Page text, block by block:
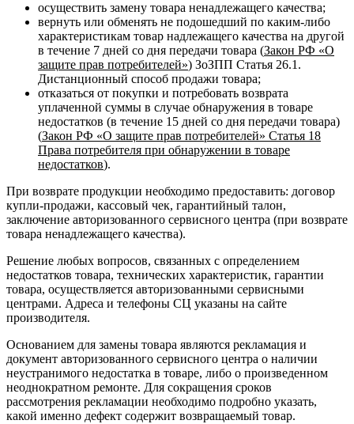
осуществить замену товара ненадлежащего качества;
вернуть или обменять не подошедший по каким-либо
характеристикам товар надлежащего качества на другой
в течение 7 дней со дня передачи товара (Закон РФ «О
защите прав потребителей») ЗоЗПП Статья 26.1.
Дистанционный способ продажи товара;
отказаться от покупки и потребовать возврата
уплаченной суммы в случае обнаружения в товаре
недостатков (в течение 15 дней со дня передачи товара)
(Закон РФ «О защите прав потребителей» Статья 18
Права потребителя при обнаружении в товаре
недостатков).
При возврате продукции необходимо предоставить: договор
купли-продажи, кассовый чек, гарантийный талон,
заключение авторизованного сервисного центра (при возврате
товара ненадлежащего качества).
Решение любых вопросов, связанных с определением
недостатков товара, технических характеристик, гарантии
товара, осуществляется авторизованными сервисными
центрами. Адреса и телефоны СЦ указаны на сайте
производителя.
Основанием для замены товара являются рекламация и
документ авторизованного сервисного центра о наличии
неустранимого недостатка в товаре, либо о произведенном
неоднократном ремонте. Для сокращения сроков
рассмотрения рекламации необходимо подробно указать,
какой именно дефект содержит возвращаемый товар.